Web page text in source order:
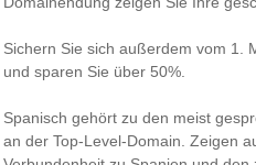
Sichern Sie sich außerdem vom 1.
und sparen Sie über 50%.
Spanisch gehört zu den meist
an der Top-Level-Domain. Zeigen